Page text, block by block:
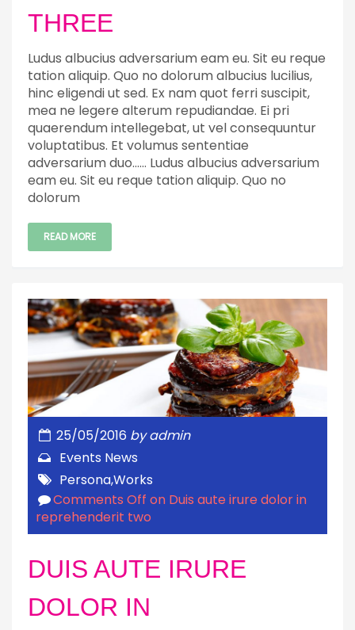
THREE
Ludus albucius adversarium eam eu. Sit eu reque
tation aliquip. Quo no dolorum albucius lucilius,
hinc eligendi ut sed. Ex nam quot ferri suscipit,
mea ne legere alterum repudiandae. Ei pri
quaerendum intellegebat, ut vel consequuntur
voluptatibus. Et volumus sententiae
adversarium duo…… Ludus albucius adversarium
eam eu. Sit eu reque tation aliquip. Quo no
dolorum
READ MORE
25/05/2016 byadmin
Events News
Persona,Works
Comments Off on Duis aute irure dolor in
reprehenderit two
DUIS AUTE IRURE
DOLOR IN